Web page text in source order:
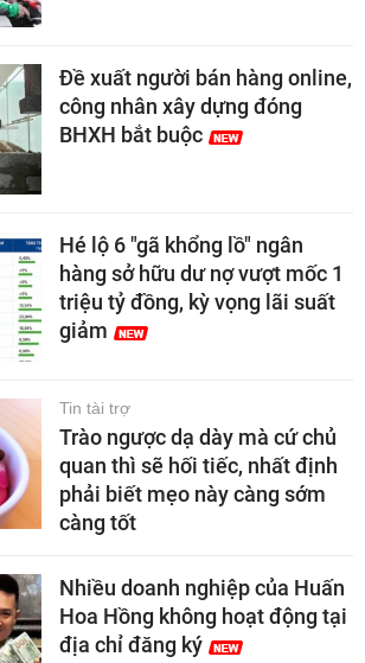
Đề xuất người bán hàng online,
công nhân xây dựng đóng
BHXH bắt buộc
Hé lộ 6 "gã khổng lồ" ngân
hàng sở hữu dư nợ vượt mốc 1
triệu tỷ đồng, kỳ vọng lãi suất
giảm
Tin tài trợ
Trào ngược dạ dày mà cứ chủ
quan thì sẽ hối tiếc, nhất định
phải biết mẹo này càng sớm
càng tốt
Nhiều doanh nghiệp của Huấn
Hoa Hồng không hoạt động tại
địa chỉ đăng ký